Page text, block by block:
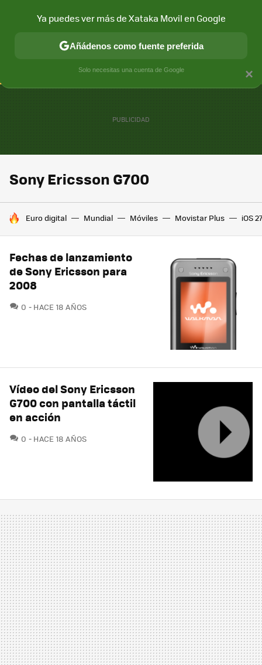
CONECTIVIDAD MÓVIL Y SOCIEDAD APLICACIONES
Sony Ericsson G700
HOY SE HABLA DE
Euro digital Mundial Móviles Movistar Plus iOS 27
Fechas de lanzamiento
de Sony Ericsson para
2008
0 COMENTARIOS
HACE 18 AÑOS
Vídeo del Sony Ericsson
G700 con pantalla táctil
en acción
0 COMENTARIOS
HACE 18 AÑOS
×
Ya puedes ver más de Xataka Movil en Google
Añádenos como fuente preferida
Solo necesitas una cuenta de Google